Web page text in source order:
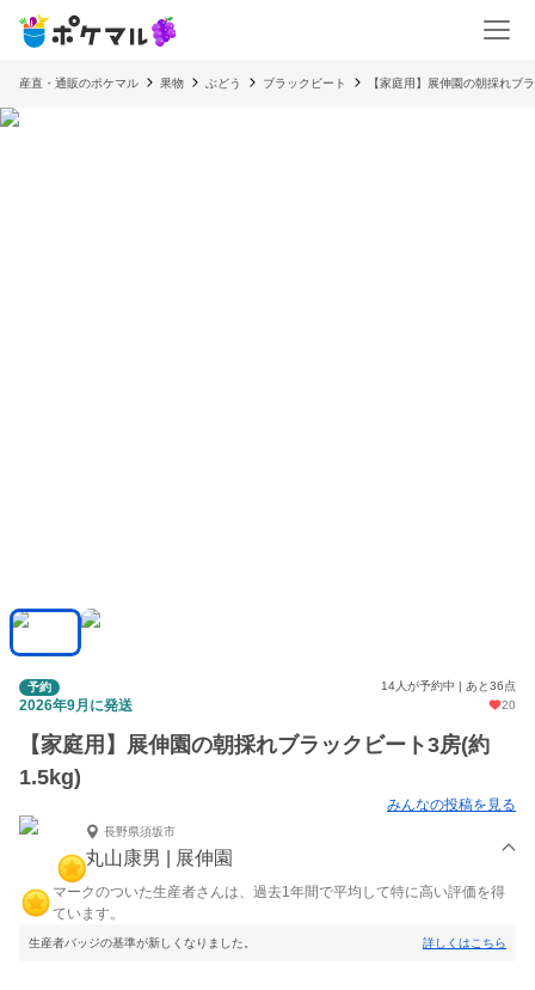
産直・通販のポケマル 果物 ぶどう ブラックビート 【家庭用】展伸園の朝採れブ
予約 14人が予約中 | あと36点
2026年9月に発送 20
【家庭用】展伸園の朝採れブラックビート3房(約
1.5kg)
みんなの投稿を見る
長野県須坂市
丸山康男 | 展伸園
マークのついた生産者さんは、過去1年間で平均して特に高い評価を得
ています。
生産者バッジの基準が新しくなりました。 詳しくはこちら